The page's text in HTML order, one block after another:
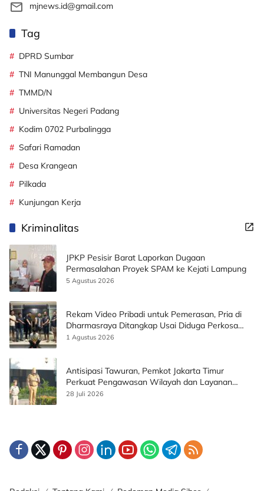
mjnews.id@gmail.com
Tag
DPRD Sumbar
TNI Manunggal Membangun Desa
TMMD/N
Universitas Negeri Padang
Kodim 0702 Purbalingga
Safari Ramadan
Desa Krangean
Pilkada
Kunjungan Kerja
Kriminalitas
JPKP Pesisir Barat Laporkan Dugaan
Permasalahan Proyek SPAM ke Kejati Lampung
5 Agustus 2026
Rekam Video Pribadi untuk Pemerasan, Pria di
Dharmasraya Ditangkap Usai Diduga Perkosa
Korban
1 Agustus 2026
Antisipasi Tawuran, Pemkot Jakarta Timur
Perkuat Pengawasan Wilayah dan Layanan
Publik
28 Juli 2026